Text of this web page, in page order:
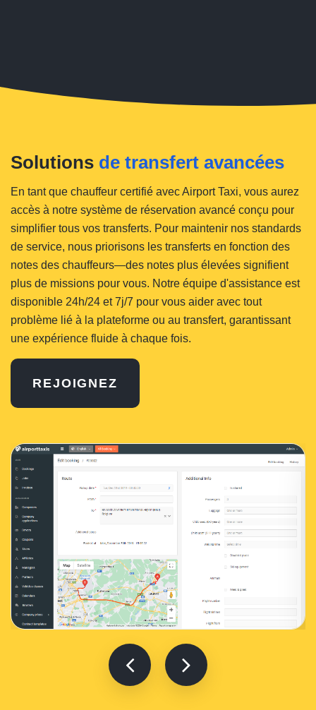
Solutions de transfert avancées
En tant que chauffeur certifié avec Airport Taxi, vous aurez
accès à notre système de réservation avancé conçu pour
simplifier tous vos transferts. Pour maintenir nos standards
de service, nous priorisons les transferts en fonction des
notes des chauffeurs—des notes plus élevées signifient
plus de missions pour vous. Notre équipe d'assistance est
disponible 24h/24 et 7j/7 pour vous aider avec tout
problème lié à la plateforme ou au transfert, garantissant
une expérience fluide à chaque fois.
REJOIGNEZ